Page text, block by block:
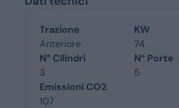
Trazione
Anteriore
KW
74
N° Cilindri
3
N° Porte
5
Emissioni CO2
107